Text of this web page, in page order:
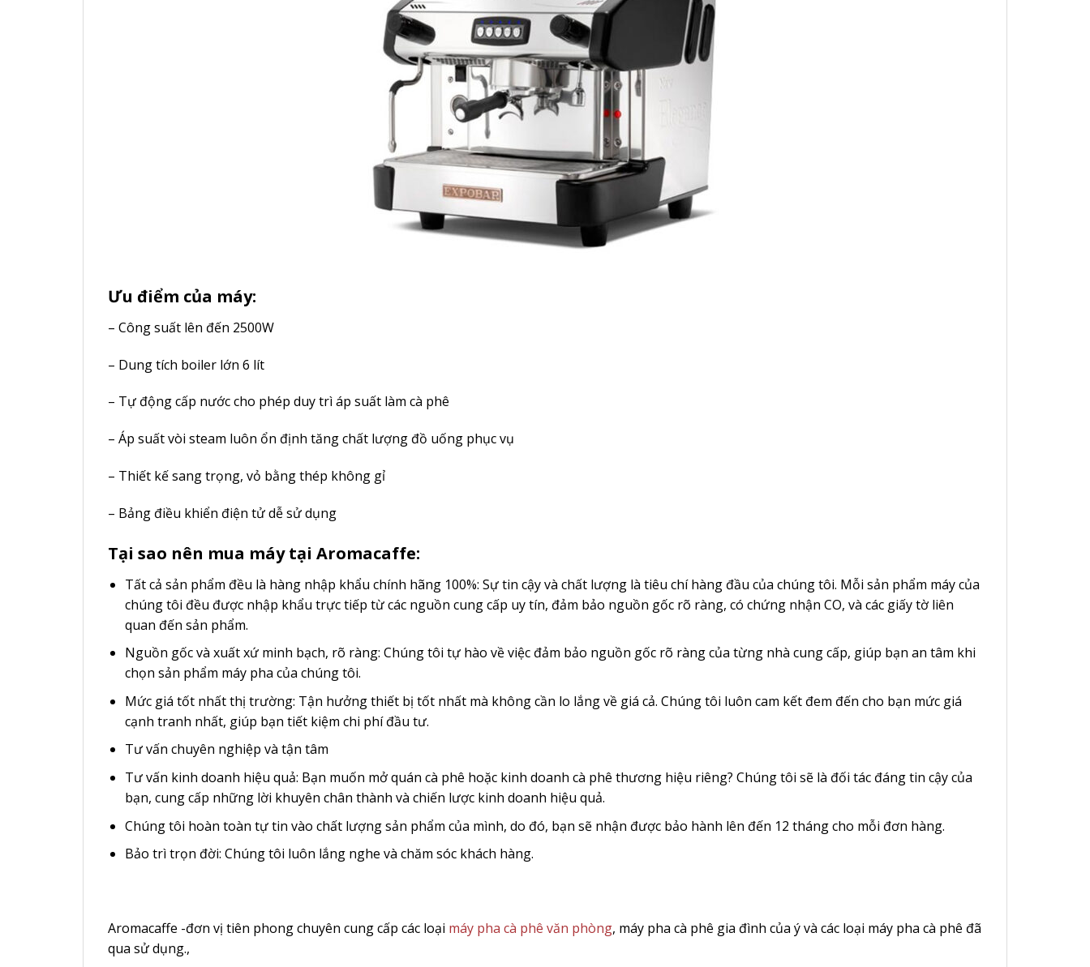
Ưu điểm của máy:
– Công suất lên đến 2500W
– Dung tích boiler lớn 6 lít
– Tự động cấp nước cho phép duy trì áp suất làm cà phê
– Áp suất vòi steam luôn ổn định tăng chất lượng đồ uống phục vụ
– Thiết kế sang trọng, vỏ bằng thép không gỉ
– Bảng điều khiển điện tử dễ sử dụng
Tại sao nên mua máy tại Aromacaffe:
Tất cả sản phẩm đều là hàng nhập khẩu chính hãng 100%: Sự tin cậy và chất lượng là tiêu chí hàng đầu của chúng tôi. Mỗi sản phẩm máy của
chúng tôi đều được nhập khẩu trực tiếp từ các nguồn cung cấp uy tín, đảm bảo nguồn gốc rõ ràng, có chứng nhận CO, và các giấy tờ liên
quan đến sản phẩm.
Nguồn gốc và xuất xứ minh bạch, rõ ràng: Chúng tôi tự hào về việc đảm bảo nguồn gốc rõ ràng của từng nhà cung cấp, giúp bạn an tâm khi
chọn sản phẩm máy pha của chúng tôi.
Mức giá tốt nhất thị trường: Tận hưởng thiết bị tốt nhất mà không cần lo lắng về giá cả. Chúng tôi luôn cam kết đem đến cho bạn mức giá
cạnh tranh nhất, giúp bạn tiết kiệm chi phí đầu tư.
Tư vấn chuyên nghiệp và tận tâm
Tư vấn kinh doanh hiệu quả: Bạn muốn mở quán cà phê hoặc kinh doanh cà phê thương hiệu riêng? Chúng tôi sẽ là đối tác đáng tin cậy của
bạn, cung cấp những lời khuyên chân thành và chiến lược kinh doanh hiệu quả.
Chúng tôi hoàn toàn tự tin vào chất lượng sản phẩm của mình, do đó, bạn sẽ nhận được bảo hành lên đến 12 tháng cho mỗi đơn hàng.
Bảo trì trọn đời: Chúng tôi luôn lắng nghe và chăm sóc khách hàng.
Aromacaffe -đơn vị tiên phong chuyên cung cấp các loại máy pha cà phê văn phòng, máy pha cà phê gia đình của ý và các loại máy pha cà phê đã
qua sử dụng.,